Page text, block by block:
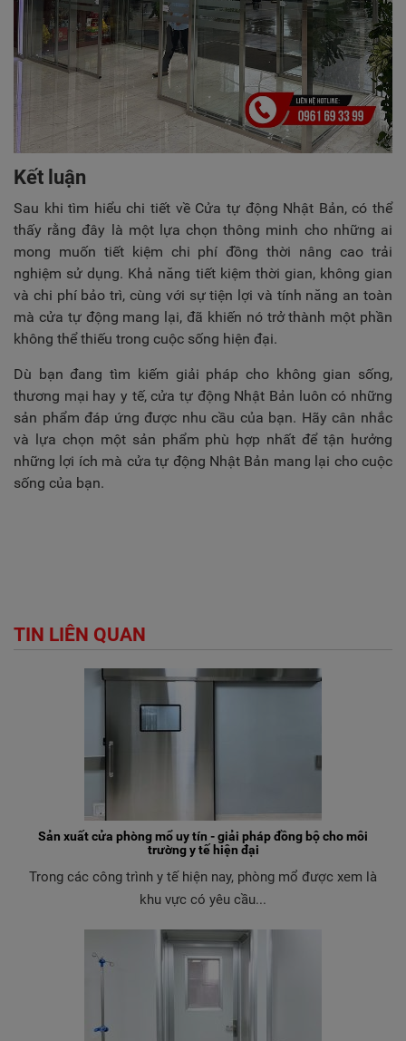
Kết luận
Sau khi tìm hiểu chi tiết về Cửa tự động Nhật Bản, có thể
thấy rằng đây là một lựa chọn thông minh cho những ai
mong muốn tiết kiệm chi phí đồng thời nâng cao trải
nghiệm sử dụng. Khả năng tiết kiệm thời gian, không gian
và chi phí bảo trì, cùng với sự tiện lợi và tính năng an toàn
mà cửa tự động mang lại, đã khiến nó trở thành một phần
không thể thiếu trong cuộc sống hiện đại.
Dù bạn đang tìm kiếm giải pháp cho không gian sống,
thương mại hay y tế, cửa tự động Nhật Bản luôn có những
sản phẩm đáp ứng được nhu cầu của bạn. Hãy cân nhắc
và lựa chọn một sản phẩm phù hợp nhất để tận hưởng
những lợi ích mà cửa tự động Nhật Bản mang lại cho cuộc
sống của bạn.
TIN LIÊN QUAN
Sản xuất cửa phòng mổ uy tín - giải pháp đồng bộ cho môi
trường y tế hiện đại
Trong các công trình y tế hiện nay, phòng mổ được xem là
khu vực có yêu cầu...